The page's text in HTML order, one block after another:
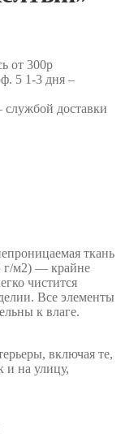
от 300р
5 1-3 дня –
службой доставки
ткань
г/м2) — крайне
чистится
Все элементы
к влаге.
включая те,
и на улицу,